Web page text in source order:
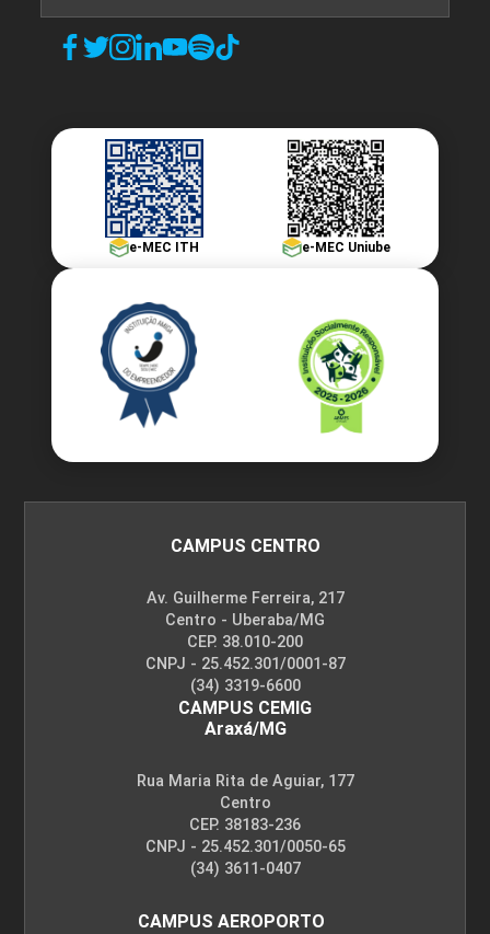
e-MEC ITH e-MEC Uniube
CAMPUS CENTRO
Av. Guilherme Ferreira, 217
Centro - Uberaba/MG
CEP. 38.010-200
CNPJ - 25.452.301/0001-87
(34) 3319-6600
CAMPUS CEMIG
Araxá/MG
Rua Maria Rita de Aguiar, 177
Centro
CEP. 38183-236
CNPJ - 25.452.301/0050-65
(34) 3611-0407
CAMPUS AEROPORTO